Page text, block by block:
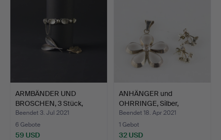
ARMBÄNDER UND
BROSCHEN, 3 Stück,
Silber, 1…
Beendet 3. Jul 2021
6 Gebote
59 USD
ANHÄNGER und
OHRRINGE, Silber,
zusammen ca…
Beendet 18. Apr 2021
1 Gebot
32 USD